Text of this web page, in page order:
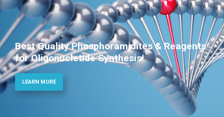
Best Quality Phosphoramidites & Reagents
for Oligonucletide Synthesis
LEARN MORE